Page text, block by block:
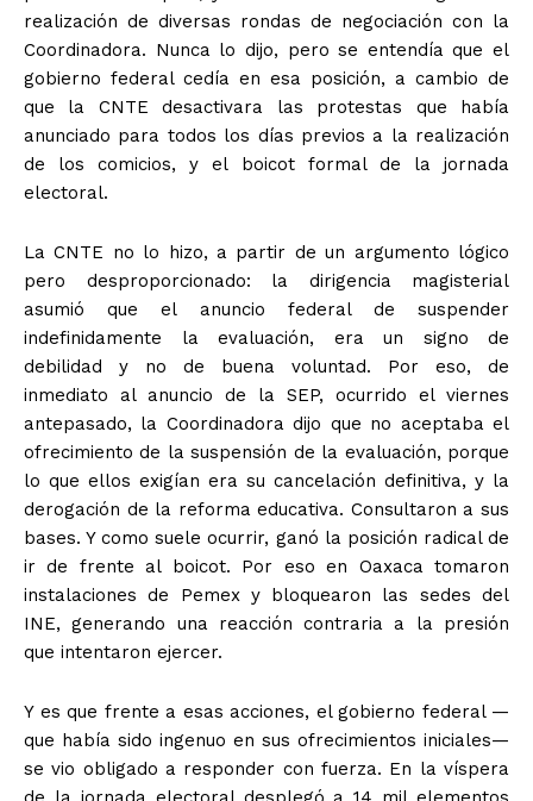
realización de diversas rondas de negociación con la
Coordinadora. Nunca lo dijo, pero se entendía que el
gobierno federal cedía en esa posición, a cambio de
que la CNTE desactivara las protestas que había
anunciado para todos los días previos a la realización
de los comicios, y el boicot formal de la jornada
electoral.
La CNTE no lo hizo, a partir de un argumento lógico
pero desproporcionado: la dirigencia magisterial
asumió que el anuncio federal de suspender
indefinidamente la evaluación, era un signo de
debilidad y no de buena voluntad. Por eso, de
inmediato al anuncio de la SEP, ocurrido el viernes
antepasado, la Coordinadora dijo que no aceptaba el
ofrecimiento de la suspensión de la evaluación, porque
lo que ellos exigían era su cancelación definitiva, y la
derogación de la reforma educativa. Consultaron a sus
bases. Y como suele ocurrir, ganó la posición radical de
ir de frente al boicot. Por eso en Oaxaca tomaron
instalaciones de Pemex y bloquearon las sedes del
INE, generando una reacción contraria a la presión
que intentaron ejercer.
Y es que frente a esas acciones, el gobierno federal —
que había sido ingenuo en sus ofrecimientos iniciales—
se vio obligado a responder con fuerza. En la víspera